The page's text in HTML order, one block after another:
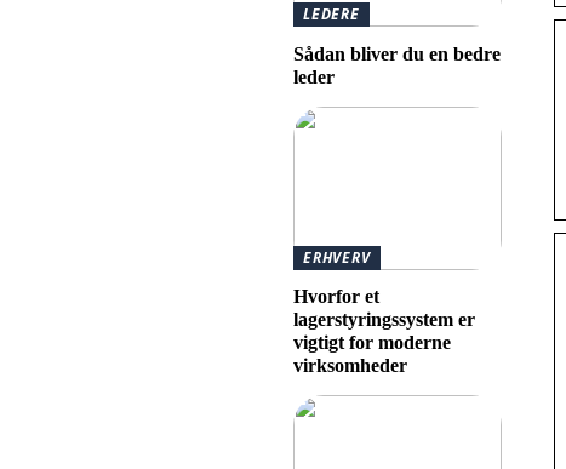
LEDERE
Sådan bliver du en bedre
leder
ERHVERV
Hvorfor et
lagerstyringssystem er
vigtigt for moderne
virksomheder